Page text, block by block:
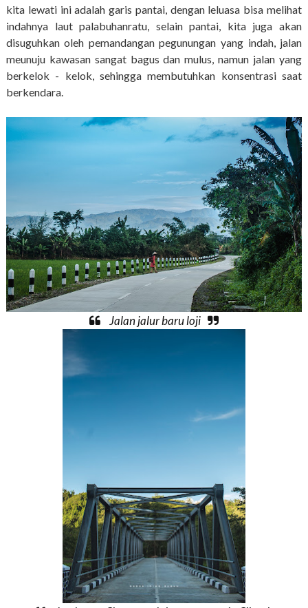
kita lewati ini adalah garis pantai, dengan leluasa bisa melihat
indahnya laut palabuhanratu, selain pantai, kita juga akan
disuguhkan oleh pemandangan pegunungan yang indah, jalan
meunuju kawasan sangat bagus dan mulus, namun jalan yang
berkelok - kelok, sehingga membutuhkan konsentrasi saat
berkendara.
Jalan jalur baru loji